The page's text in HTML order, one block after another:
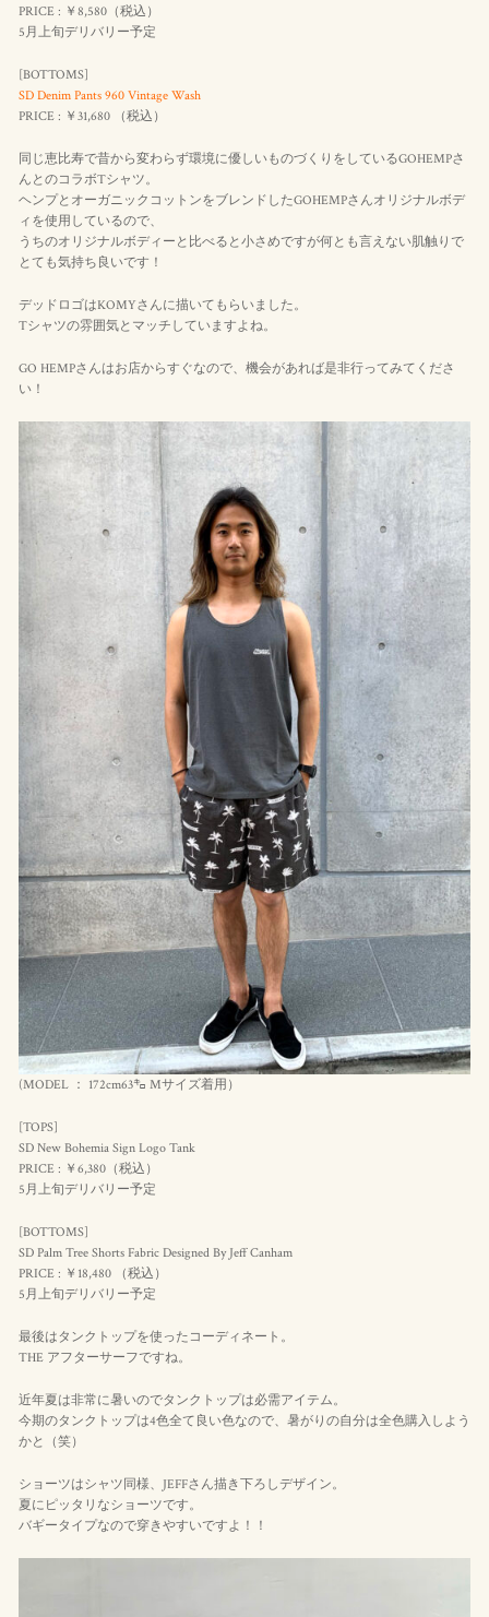
PRICE : ￥8,580（税込 ）
5月上旬デリバリー予定
[BOTTOMS]
SD Denim Pants 960 Vintage Wash
PRICE : ￥31,680 （税込 ）
同じ恵比寿で昔から変わらず環境に優しいものづくりをしているGOHEMPさ
んとのコラボTシャツ。
ヘンプとオーガニックコットンをブレンドしたGOHEMPさんオリジナルボデ
ィを使用しているので、
うちのオリジナルボディーと比べると小さめですが何とも言えない肌触りで
とても気持ち良いです！
デッドロゴはKOMYさんに描いてもらいました。
Tシャツの雰囲気とマッチしていますよね。
GO HEMPさんはお店からすぐなので、機会があれば是非行ってみてくださ
い！
(MODEL ： 172cm63㌔ Mサイズ着用）
[TOPS]
SD New Bohemia Sign Logo Tank
PRICE : ￥6,380（税込 ）
5月上旬デリバリー予定
[BOTTOMS]
SD Palm Tree Shorts Fabric Designed By Jeff Canham
PRICE : ￥18,480 （税込 ）
5月上旬デリバリー予定
最後はタンクトップを使ったコーディネート。
THE アフターサーフですね。
近年夏は非常に暑いのでタンクトップは必需アイテム。
今期のタンクトップは4色全て良い色なので、暑がりの自分は全色購入しよう
かと（笑）
ショーツはシャツ同様、JEFFさん描き下ろしデザイン。
夏にピッタリなショーツです。
バギータイプなので穿きやすいですよ！！